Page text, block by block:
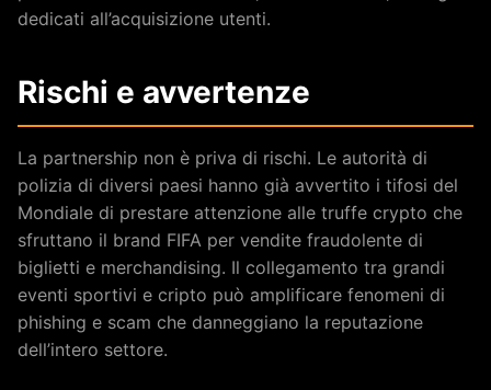
dedicati all’acquisizione utenti.
Rischi e avvertenze
La partnership non è priva di rischi. Le autorità di
polizia di diversi paesi hanno già avvertito i tifosi del
Mondiale di prestare attenzione alle truffe crypto che
sfruttano il brand FIFA per vendite fraudolente di
biglietti e merchandising. Il collegamento tra grandi
eventi sportivi e cripto può amplificare fenomeni di
phishing e scam che danneggiano la reputazione
dell’intero settore.